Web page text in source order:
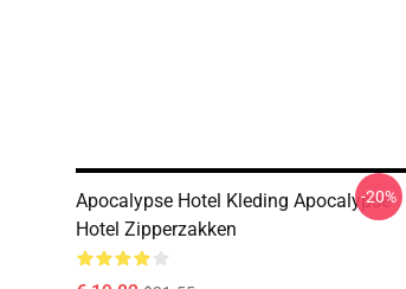
Apocalypse Hotel Kleding Apocalypse
Hotel Zipperzakken
-20%